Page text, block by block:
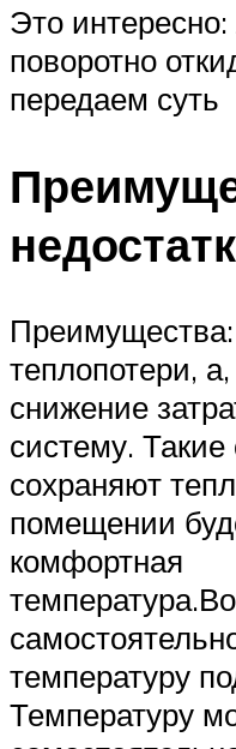
Это
поворотно
передаем суть
теплопотери,
снижение
систему. Такие
сохраняют
помещении
комфортная
температуру
Температуру